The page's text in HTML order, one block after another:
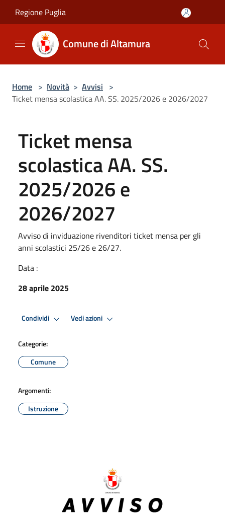
Regione Puglia
Comune di Altamura
Home > Novità > Avvisi >
Ticket mensa scolastica AA. SS. 2025/2026 e 2026/2027
Ticket mensa
scolastica AA. SS.
2025/2026 e
2026/2027
Avviso di inviduazione rivenditori ticket mensa per gli
anni scolastici 25/26 e 26/27.
Data :
28 aprile 2025
Condividi Vedi azioni
Categorie:
Comune
Argomenti:
Istruzione